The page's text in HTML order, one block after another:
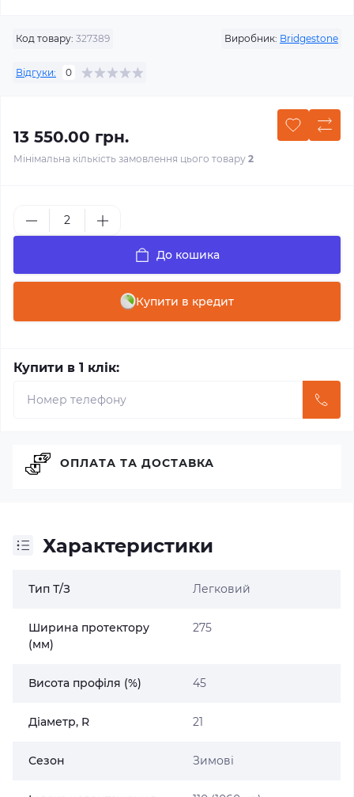
Код товару: 327389 Виробник: Bridgestone
Відгуки: 0
13 550.00 грн.
Мінімальна кількість замовлення цього товару 2
До кошика
Купити в кредит
Купити в 1 клік:
Характеристики
Тип Т/З Легковий
Ширина протектору
(мм)
275
Висота профіля (%) 45
Діаметр, R 21
Сезон Зимові
ОПЛАТА ТА ДОСТАВКА